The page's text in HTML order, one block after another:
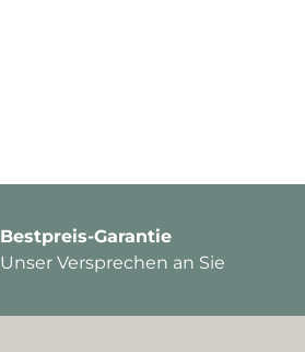
Bestpreis-Garantie
Unser Versprechen an Sie